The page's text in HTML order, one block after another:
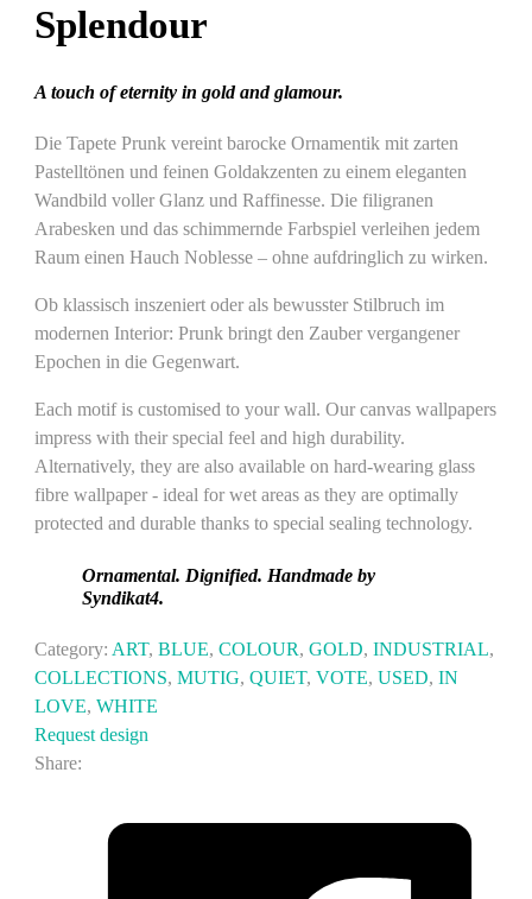
Splendour
A touch of eternity in gold and glamour.
Die Tapete Prunk vereint barocke Ornamentik mit zarten
Pastelltönen und feinen Goldakzenten zu einem eleganten
Wandbild voller Glanz und Raffinesse. Die filigranen
Arabesken und das schimmernde Farbspiel verleihen jedem
Raum einen Hauch Noblesse – ohne aufdringlich zu wirken.
Ob klassisch inszeniert oder als bewusster Stilbruch im
modernen Interior: Prunk bringt den Zauber vergangener
Epochen in die Gegenwart.
Each motif is customised to your wall. Our canvas wallpapers
impress with their special feel and high durability.
Alternatively, they are also available on hard-wearing glass
fibre wallpaper - ideal for wet areas as they are optimally
protected and durable thanks to special sealing technology.
Ornamental. Dignified. Handmade by
Syndikat4.
Category:ART,BLUE,COLOUR,GOLD,INDUSTRIAL,
COLLECTIONS,MUTIG,QUIET,VOTE,USED,IN
LOVE,WHITE
Request design
Share: